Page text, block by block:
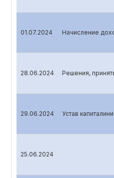
01.07.2024 Начисление
28.06.2024 Решения,
29.06.2024 Устав
25.06.2024